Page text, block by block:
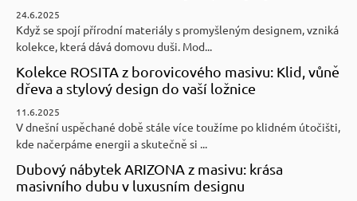
24.6.2025
Když se spojí přírodní materiály s promyšleným designem, vzniká
kolekce, která dává domovu duši. Mod...
Kolekce ROSITA z borovicového masivu: Klid, vůně
dřeva a stylový design do vaší ložnice
11.6.2025
V dnešní uspěchané době stále více toužíme po klidném útočišti,
kde načerpáme energii a skutečně si ...
Dubový nábytek ARIZONA z masivu: krása
masivního dubu v luxusním designu